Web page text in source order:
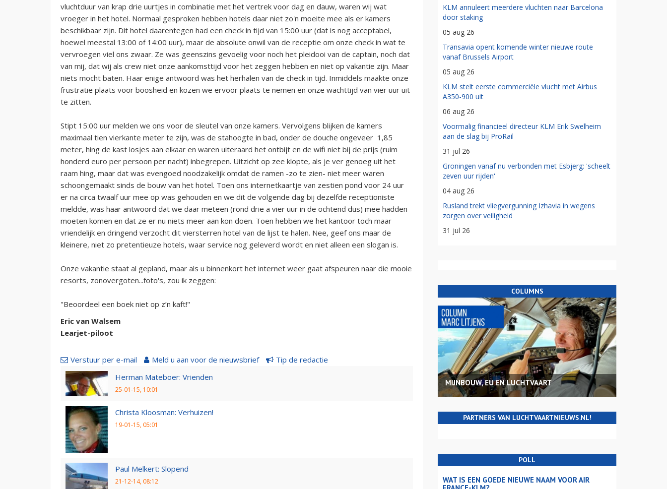
vluchtduur van krap drie uurtjes in combinatie met het vertrek voor dag en dauw, waren wij wat
vroeger in het hotel. Normaal gesproken hebben hotels daar niet zo'n moeite mee als er kamers
beschikbaar zijn. Dit hotel daarentegen had een check in tijd van 15:00 uur (dat is nog acceptabel,
hoewel meestal 13:00 of 14:00 uur), maar de absolute onwil van de receptie om onze check in wat te
vervroegen viel ons zwaar. Ze was geenszins gevoelig voor noch het pleidooi van de captain, noch dat
van mij, dat wij als crew niet onze aankomsttijd voor het zeggen hebben en niet op vakantie zijn. Maar
niets mocht baten. Haar enige antwoord was het herhalen van de check in tijd. Inmiddels maakte onze
frustratie plaats voor boosheid en kozen we ervoor plaats te nemen en onze wachttijd van vier uur uit
te zitten.
Stipt 15:00 uur melden we ons voor de sleutel van onze kamers. Vervolgens blijken de kamers
maximaal tien vierkante meter te zijn, was de stahoogte in bad, onder de douche ongeveer 1,85
meter, hing de kast losjes aan elkaar en waren uiteraard het ontbijt en de wifi niet bij de prijs (ruim
honderd euro per persoon per nacht) inbegrepen. Uitzicht op zee klopte, als je ver genoeg uit het
raam hing, maar dat was evengoed noodzakelijk omdat de ramen -zo te zien- niet meer waren
schoongemaakt sinds de bouw van het hotel. Toen ons internetkaartje van zestien pond voor 24 uur
er na circa twaalf uur mee op was gehouden en we dit de volgende dag bij dezelfde receptioniste
meldde, was haar antwoord dat we daar meteen (rond drie a vier uur in de ochtend dus) mee hadden
moeten komen en dat ze er nu niets meer aan kon doen. Toen hebben we het kantoor toch maar
vriendelijk en dringend verzocht dit viersterren hotel van de lijst te halen. Nee, geef ons maar de
kleinere, niet zo pretentieuze hotels, waar service nog geleverd wordt en niet alleen een slogan is.
Onze vakantie staat al gepland, maar als u binnenkort het internet weer gaat afspeuren naar die mooie
resorts, zonovergoten...foto's, zou ik zeggen:
"Beoordeel een boek niet op z’n kaft!"
Eric van Walsem
Learjet-piloot
Verstuur per e-mail Meld u aan voor de nieuwsbrief
Tip de redactie
Herman Mateboer: Vrienden
25-01-15, 10:01
Christa Kloosman: Verhuizen!
19-01-15, 05:01
Paul Melkert: Slopend
21-12-14, 08:12
KLM annuleert meerdere vluchten naar Barcelona
door staking
05 aug 26
Transavia opent komende winter nieuwe route
vanaf Brussels Airport
05 aug 26
KLM stelt eerste commerciële vlucht met Airbus
A350-900 uit
06 aug 26
Voormalig financieel directeur KLM Erik Swelheim
aan de slag bij ProRail
31 jul 26
Groningen vanaf nu verbonden met Esbjerg: 'scheelt
zeven uur rijden'
04 aug 26
Rusland trekt vliegvergunning Izhavia in wegens
zorgen over veiligheid
31 jul 26
COLUMNS
MIJNBOUW, EU EN LUCHTVAART
PARTNERS VAN LUCHTVAARTNIEUWS.NL!
POLL
WAT IS EEN GOEDE NIEUWE NAAM VOOR AIR